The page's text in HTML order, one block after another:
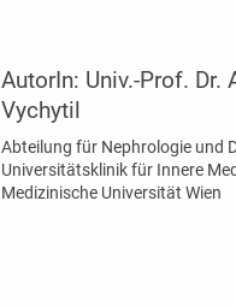
AutorIn: Univ.-Prof. Dr.
Vychytil
Abteilung für Nephrologie und
Universitätsklinik für Innere
Medizinische Universität Wien